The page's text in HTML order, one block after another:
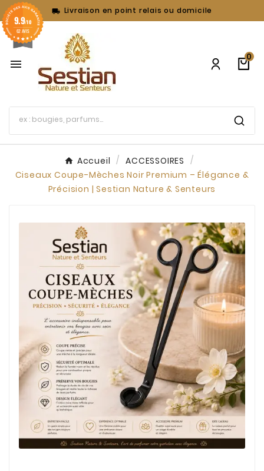
 Livraison en point relais ou domicile

0
Accueil
ACCESSOIRES
Ciseaux Coupe-Mèches Noir Premium – Élégance &
Précision | Sestian Nature & Senteurs
9.9/10
62 AVIS